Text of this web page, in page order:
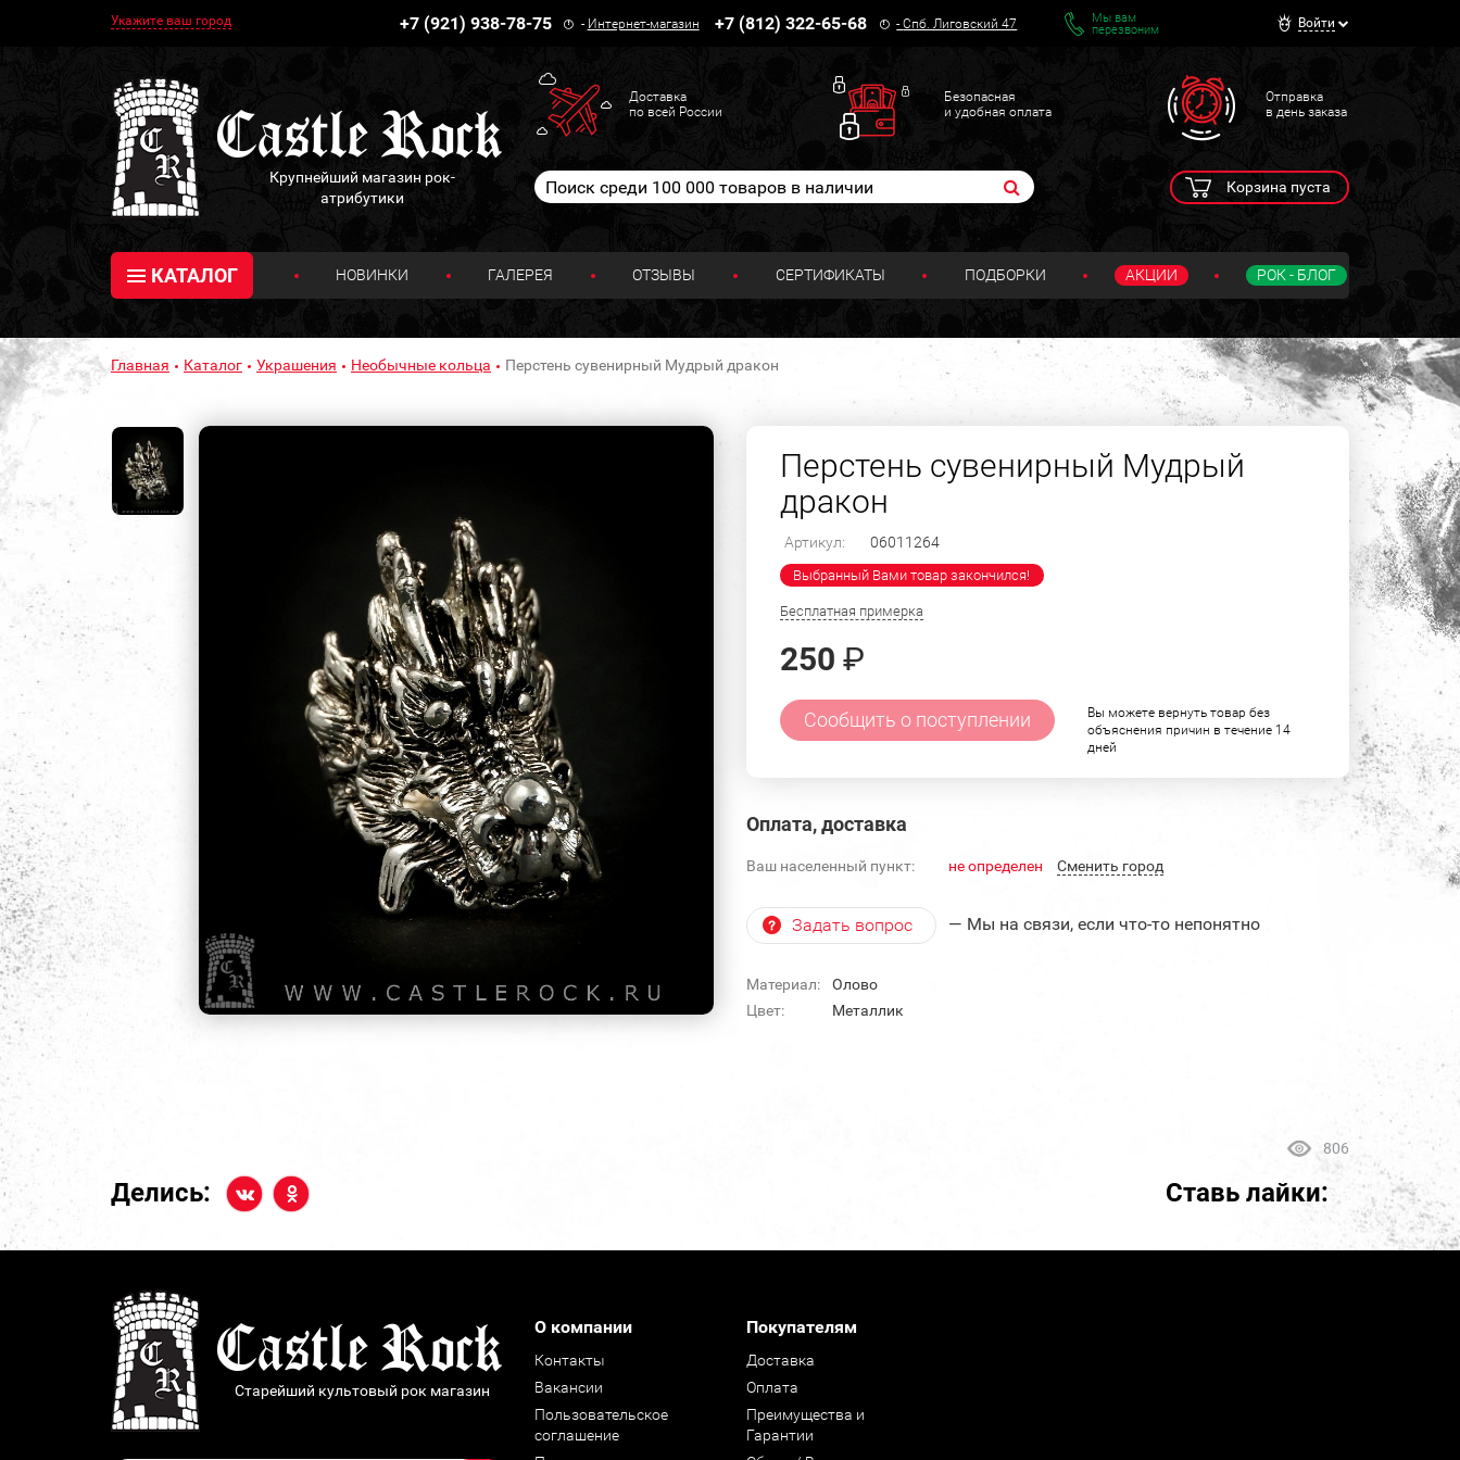
Укажите ваш город +7 (921) 938-78-75 - Интернет-магазин +7 (812) 322-65-68 -Спб. Лиговский 47
Мы вам
перезвоним
Войти
Крупнейший магазин рок-
атрибутики
Доставка
по всей России
Безопасная
и удобная оплата
Отправка
в день заказа
Корзина пуста
КАТАЛОГ НОВИНКИ ГАЛЕРЕЯ ОТЗЫВЫ СЕРТИФИКАТЫ ПОДБОРКИ АКЦИИ РОК - БЛОГ
Главная Каталог Украшения Необычные кольца Перстень сувенирный Мудрый дракон
Перстень сувенирный Мудрый
дракон
Артикул: 06011264
Выбранный Вами товар закончился!
Бесплатная примерка
250 ₽
Сообщить о поступлении
Вы можете вернуть товар без
объяснения причин в течение 14
дней
Оплата, доставка
Ваш населенный пункт: не определен Cменить город
Задать вопрос — Мы на связи, если что-то непонятно
Материал:
Олово
Цвет:
Металлик
806
Делись: Ставь лайки:
Старейший культовый рок магазин
О компании
Контакты
Вакансии
Пользовательское
соглашение
Покупателям
Доставка
Оплата
Преимущества и
Гарантии